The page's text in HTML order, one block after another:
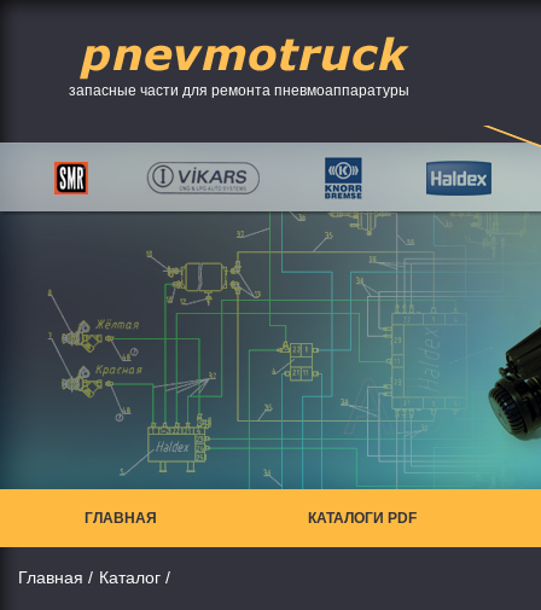
запасные части для ремонта пневмоаппаратуры
ГЛАВНАЯ КАТАЛОГИ PDF
Главная Каталог